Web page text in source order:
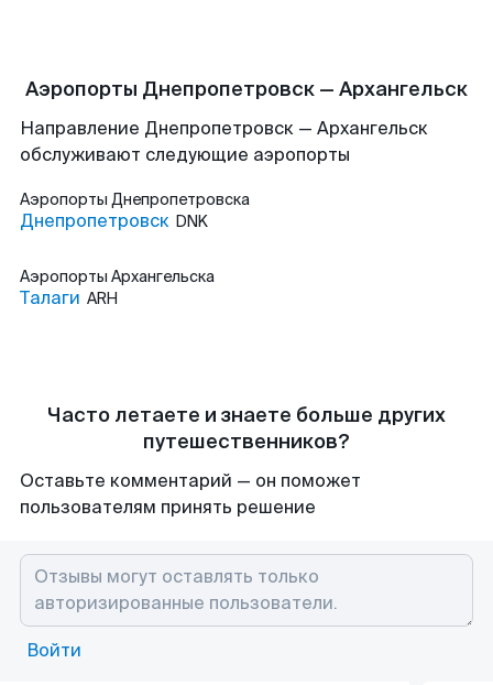
Аэропорты Днепропетровск — Архангельск
Направление Днепропетровск — Архангельск
обслуживают следующие аэропорты
Аэропорты Днепропетровска
Днепропетровск DNK
Аэропорты Архангельска
Талаги ARH
Часто летаете и знаете больше других
путешественников?
Оставьте комментарий — он поможет
пользователям принять решение
Войти